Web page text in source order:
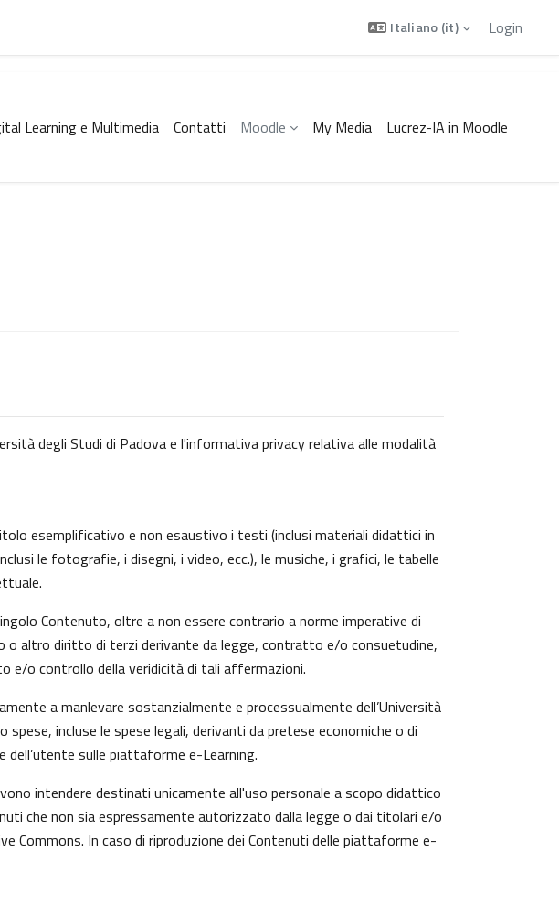
Italiano ‎(it)‎ Login
Learning e Multimedia Contatti Moodle My Media Lucrez-IA in Moodle
degli Studi di Padova e l'informativa privacy relativa alle modalità
esemplificativo e non esaustivo i testi (inclusi materiali didattici in
le fotografie, i disegni, i video, ecc.), le musiche, i grafici, le tabelle
Contenuto, oltre a non essere contrario a norme imperative di
o altro diritto di terzi derivante da legge, contratto e/o consuetudine,
e/o controllo della veridicità di tali affermazioni.
a manlevare sostanzialmente e processualmente dell’Università
incluse le spese legali, derivanti da pretese economiche o di
sulle piattaforme e-Learning.
intendere destinati unicamente all'uso personale a scopo didattico
che non sia espressamente autorizzato dalla legge o dai titolari e/o
In caso di riproduzione dei Contenuti delle piattaforme e-